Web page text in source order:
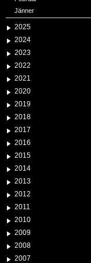
Jänner
2025
2024
2023
2022
2021
2020
2019
2018
2017
2016
2015
2014
2013
2012
2011
2010
2009
2008
2007